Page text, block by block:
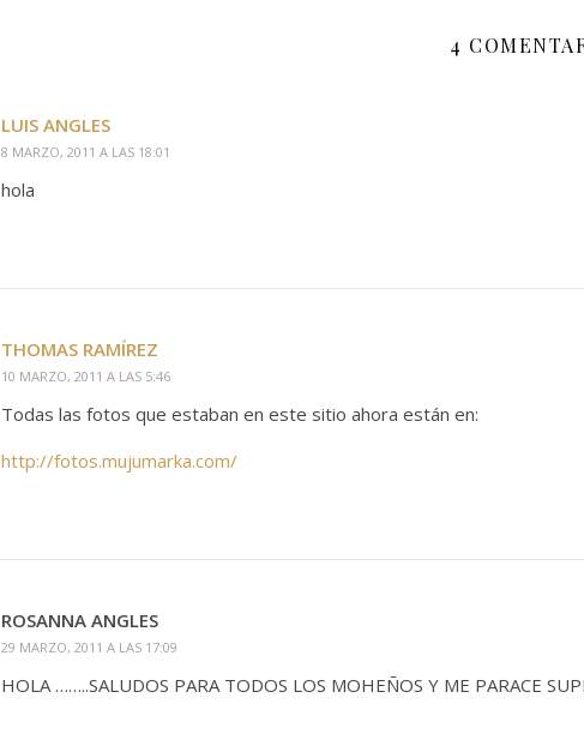
4
LUIS ANGLES
8 MARZO, 2011 A LAS 18:01
hola
THOMAS RAMÍREZ
10 MARZO, 2011 A LAS 5:46
Todas las fotos que estaban en este sitio ahora están en:
http://fotos.mujumarka.com/
ROSANNA ANGLES
29 MARZO, 2011 A LAS 17:09
HOLA ……..SALUDOS PARA TODOS LOS MOHEÑOS Y ME PARACE